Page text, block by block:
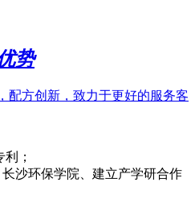
势
配方创新，致力于更好的服务客
；
沙环保学院、建立产学研合作